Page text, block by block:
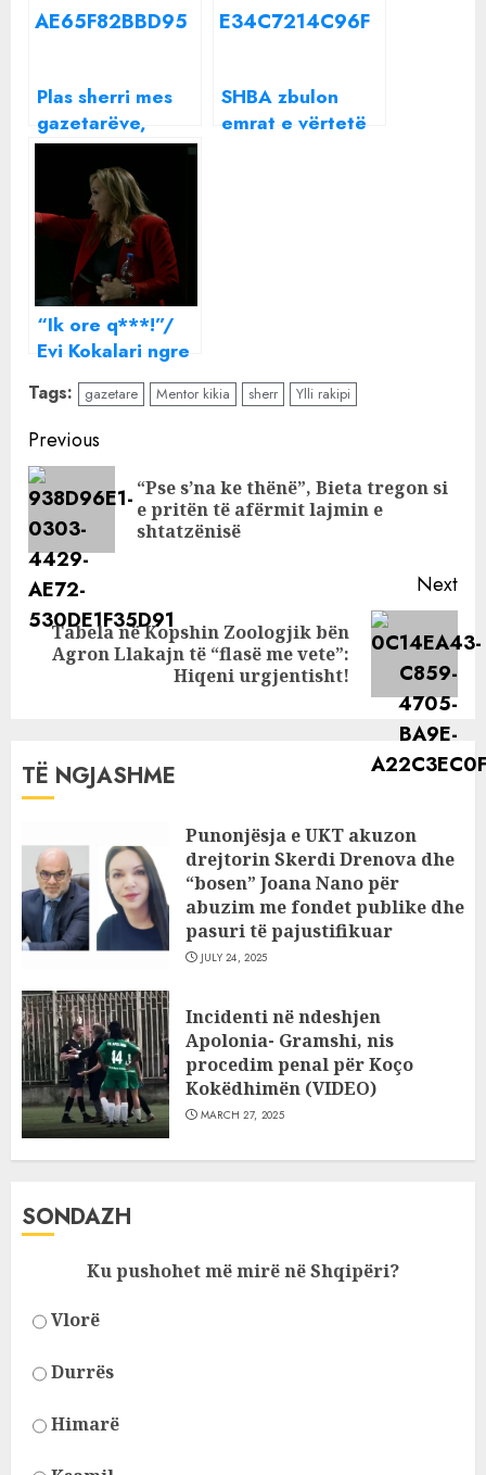
Plas sherri mes
gazetarëve,
Artan Hoxha
nxjerr “dosjen”
SHBA zbulon
emrat e vërtetë
“Ik ore q***!”/
Evi Kokalari ngre
gishtin e mesit
dhe largohet
duke sharë live
nga studio e Ylli
Rakipit
Tags: gazetare Mentor kikia sherr Ylli rakipi
Continue
Reading
Previous
“Pse s’na ke thënë”, Bieta tregon si
e pritën të afërmit lajmin e
shtatzënisë
Next
Next
Tabela në Kopshin Zoologjik bën
Agron Llakajn të “flasë me vete”:
Hiqeni urgjentisht!
TË NGJASHME
Punonjësja e UKT akuzon
drejtorin Skerdi Drenova dhe
“bosen” Joana Nano për
abuzim me fondet publike dhe
pasuri të pajustifikuar
JULY 24, 2025
Incidenti në ndeshjen
Apolonia- Gramshi, nis
procedim penal për Koço
Kokëdhimën (VIDEO)
MARCH 27, 2025
SONDAZH
Ku pushohet më mirë në Shqipëri?
Vlorë
Durrës
Himarë